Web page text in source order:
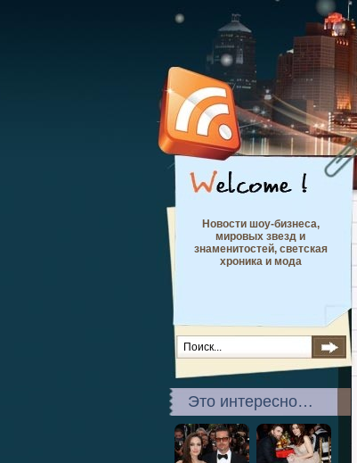
Новости шоу-бизнеса,
мировых звезд и
знаменитостей, светская
хроника и мода
Это интересно…